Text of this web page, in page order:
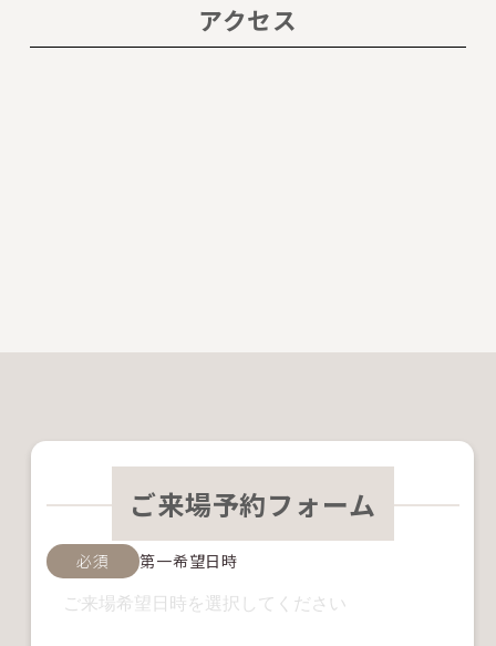
アクセス
ご来場予約フォーム
第一希望日時
必須